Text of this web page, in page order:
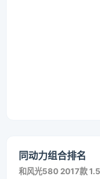
同动力组合排名
和风光580 2017款